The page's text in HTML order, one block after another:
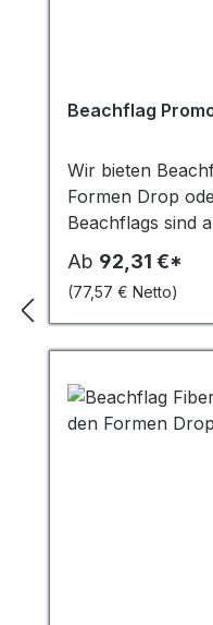
Beachflag
Wir bieten
Formen Drop
Beachflags sind
Material gefertigt
Stabilität und
Fiberglasrohre
von 20 mm und
mm. Zusätzlich
mit einer
um ein Knicken
vermeiden. Die
Bodenplatte
Ab 92,31 €*
(77,57 € Netto)